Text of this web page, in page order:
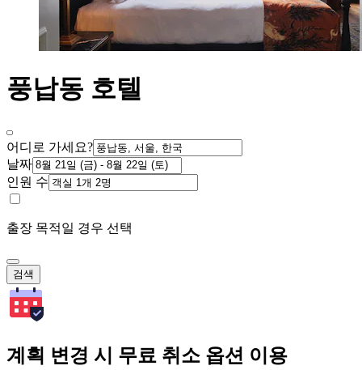
풍납동 호텔
어디로 가세요?
날짜
인원 수
출장 목적일 경우 선택
검색
계획 변경 시 무료 취소 옵션 이용